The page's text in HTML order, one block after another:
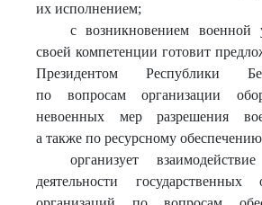
их исполнением;
с возникновением военной
своей компетенции готовит
Президентом Республики
по вопросам организации
невоенных мер разрешения
а также по ресурсному
организует
деятельности